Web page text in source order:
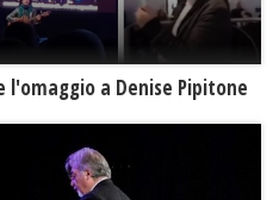
l'omaggio a Denise Pipitone